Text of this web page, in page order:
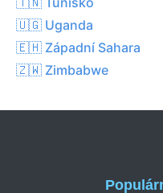
🇺🇬 Uganda
🇪🇭 Západní Sahara
🇿🇼 Zimbabwe